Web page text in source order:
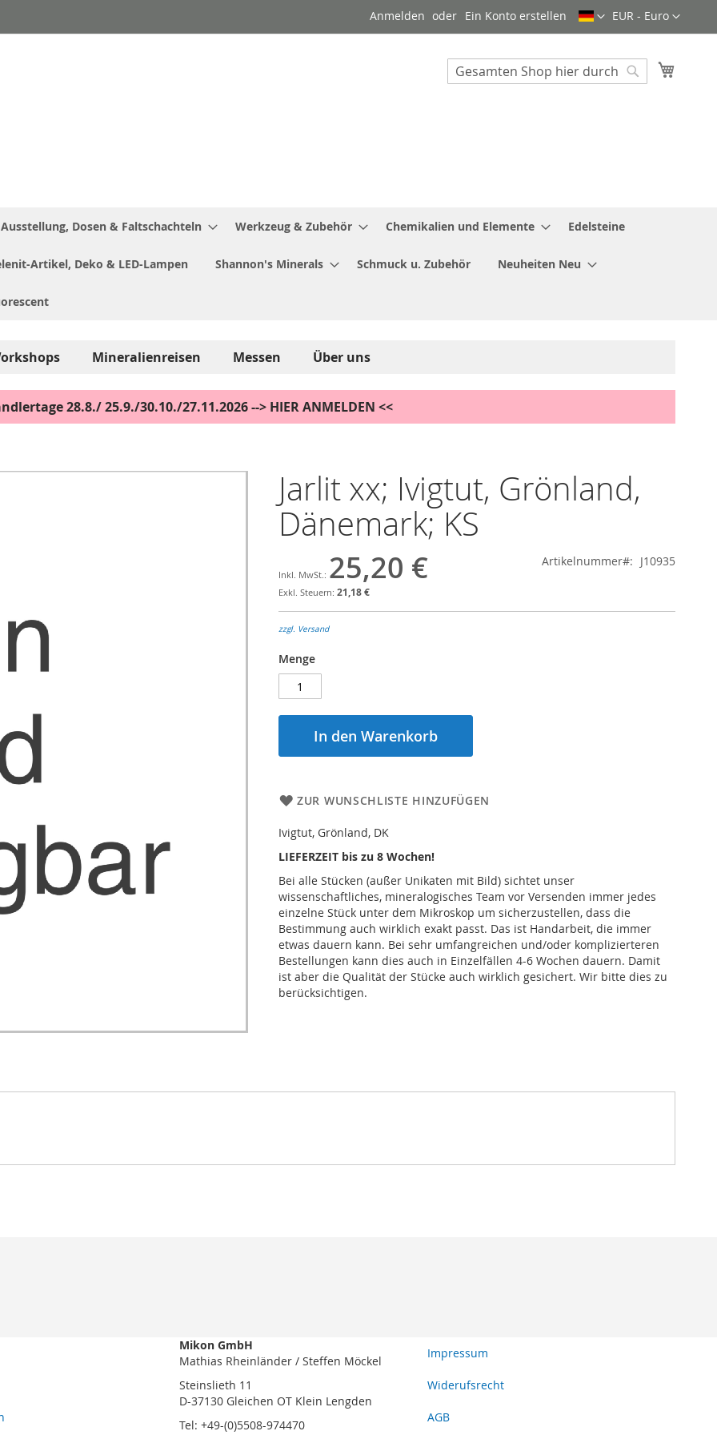
Währung
EUR - Euro
Sprache
Anmelden Ein Konto erstellen
Search
Ausstellung, Dosen & Faltschachteln Werkzeug & Zubehör Chemikalien und Elemente Edelsteine
Artikel, Deko & LED-Lampen Shannon's Minerals Schmuck u. Zubehör Neuheiten Neu
Mineralienreisen Messen Über uns
28.8./ 25.9./30.10./27.11.2026 --> HIER ANMELDEN <<
Jarlit xx; Ivigtut, Grönland,
Dänemark; KS
25,20 €
21,18 €
Artikelnummer J10935
zzgl. Versand
Menge
In den Warenkorb
ZUR WUNSCHLISTE HINZUFÜGEN
Ivigtut, Grönland, DK
LIEFERZEIT bis zu 8 Wochen!
Bei alle Stücken (außer Unikaten mit Bild) sichtet unser
wissenschaftliches, mineralogisches Team vor Versenden immer jedes
einzelne Stück unter dem Mikroskop um sicherzustellen, dass die
Bestimmung auch wirklich exakt passt. Das ist Handarbeit, die immer
etwas dauern kann. Bei sehr umfangreichen und/oder komplizierteren
Bestellungen kann dies auch in Einzelfällen 4-6 Wochen dauern. Damit
ist aber die Qualität der Stücke auch wirklich gesichert. Wir bitte dies zu
berücksichtigen.
Mikon GmbH
Mathias Rheinländer / Steffen Möckel
Steinslieth 11
D-37130 Gleichen OT Klein Lengden
Tel: +49-(0)5508-974470
Impressum
Widerufsrecht
AGB